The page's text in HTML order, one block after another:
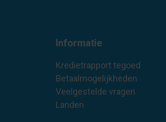
Informatie
Kredietrapport tegoed
Betaalmogelijkheden
Veelgestelde vragen
Landen